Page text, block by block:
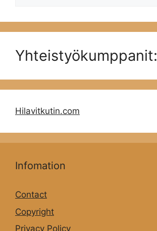
Yhteistyökumppanit:
Hilavitkutin.com
Infomation
Contact
Copyright
Privacy Policy